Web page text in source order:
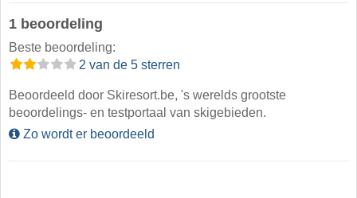
1 beoordeling
Beste beoordeling:
2 van de 5 sterren
Beoordeeld door Skiresort.be, 's werelds grootste
beoordelings- en testportaal van skigebieden.
Zo wordt er beoordeeld